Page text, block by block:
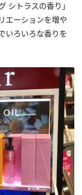
シトラスの香り」
エーションを増や
いろいろな香りを